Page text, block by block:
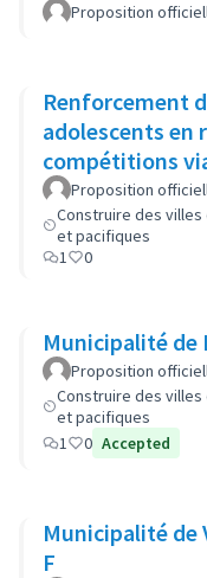
Proposition
Renforcement
adolescents en
compétitions
Proposition
Construire des
et pacifiques
1
0
Municipalité de
Proposition
Construire des
et pacifiques
1
0 Accepted
Municipalité de
F